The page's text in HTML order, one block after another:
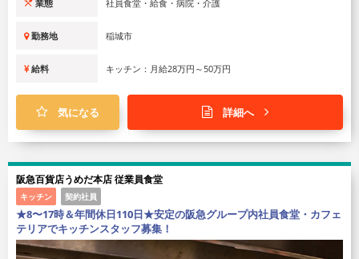
業態 社員食堂・給食・病院・介護
勤務地 稲城市
給料 キッチン：月給28万円～50万円
気になる 詳細へ
阪急百貨店うめだ本店 従業員食堂
キッチン 契約社員
★8〜17時＆年間休日110日★安定の阪急グループ内社員食堂・カフェ
テリアでキッチンスタッフ募集！